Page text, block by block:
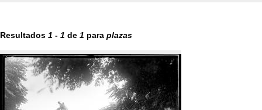
Resultados 1 - 1 de 1 para plazas